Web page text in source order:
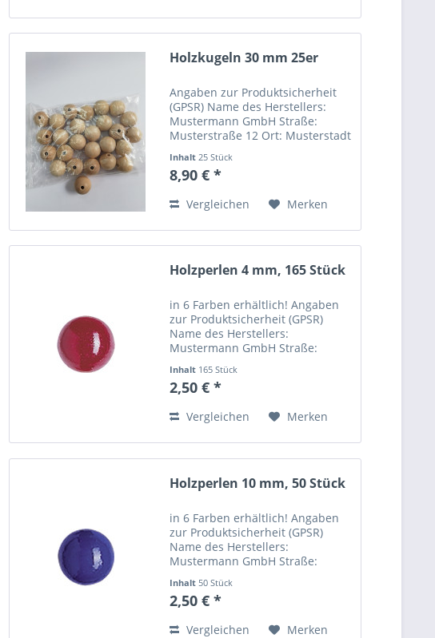
Holzkugeln 30 mm 25er
Angaben zur Produktsicherheit
(GPSR) Name des Herstellers:
Mustermann GmbH Straße:
Musterstraße 12 Ort: Musterstadt
Email-Adresse:
info@mustermann.de
Inhalt25 Stück
8,90 € *
Vergleichen Merken
Holzperlen 4 mm, 165 Stück
in 6 Farben erhältlich! Angaben
zur Produktsicherheit (GPSR)
Name des Herstellers:
Mustermann GmbH Straße:
Telefonnummer: +49 123 456789
Email-Adresse:
Inhalt 165 Stück
2,50 € *
Vergleichen Merken
Holzperlen 10 mm, 50 Stück
in 6 Farben erhältlich! Angaben
zur Produktsicherheit (GPSR)
Name des Herstellers:
Mustermann GmbH Straße:
Telefonnummer: +49 123 456789
Email-Adresse:
Inhalt 50 Stück
2,50 € *
Vergleichen Merken